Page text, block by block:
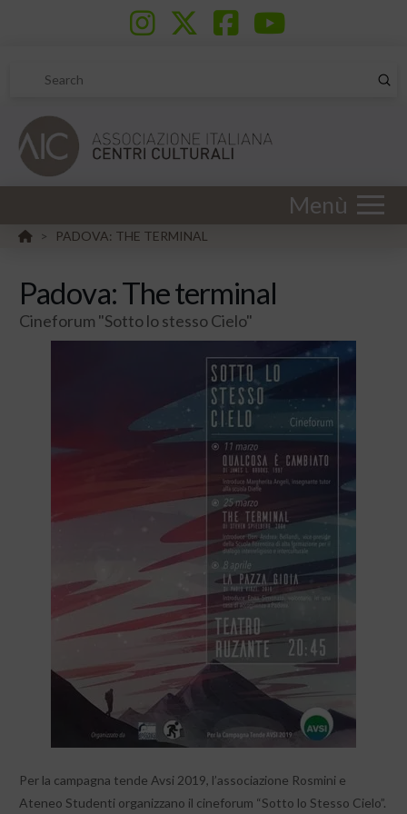
Search
Menù
HOME
> PADOVA: THE TERMINAL
Padova: The terminal
Cineforum "Sotto lo stesso Cielo"
Per la campagna tende Avsi 2019, l’associazione Rosmini e
Ateneo Studenti organizzano il cineforum “Sotto lo Stesso Cielo”.